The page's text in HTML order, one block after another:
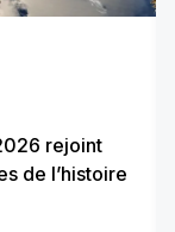
rejoint
de l’histoire